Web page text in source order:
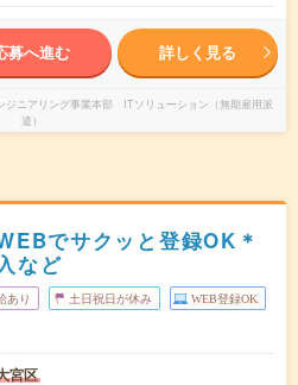
募へ進む 詳しく見る
ニアリング事業本部 ITソリューション（無期雇用派
遣）
でサクッと登録OK＊
など
あり 土日祝日が休み WEB登録OK
宮区